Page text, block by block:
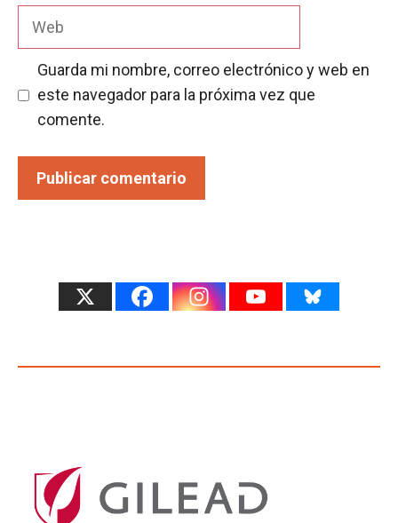
Guarda mi nombre, correo electrónico y web en
este navegador para la próxima vez que
comente.